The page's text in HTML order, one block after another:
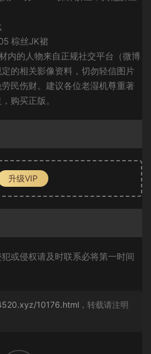
棕丝JK裙
内的人物来自正规社交平台（微博
的相关影像资料，切勿轻信图片
民伤财。建议各位老湿机尊重著
购买正版。
升级VIP
或侵权请及时联系必将第一时间
10176.html ，转载请注明